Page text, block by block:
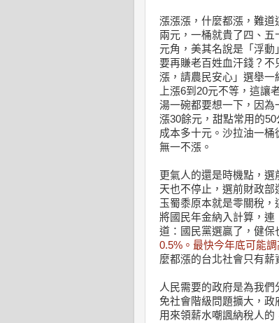
漲漲漲，什麼都漲，難
兩元，一桶就貴了四、
元角，美其名說是「浮動
要再賺老百姓血汗錢？不
漲，請農民安心」選舉一
上漲6到20元不等，這讓
湯一碗都要想一下，因為
漲30餘元，甜點常用的
成本多十元。沙拉油一
無一不漲。
更氣人的還是時機點，
天也不停止，選前財政
玉蜀黍原本就是零關稅
將國民年金納入計算，連
道：國民黨選贏了，健保
0.5%。最快今年底可能
麼都漲的台北社會只有薪
人民需要的政府是為我
免社會階級問題擴大，
用來領薪水嘲諷納稅人